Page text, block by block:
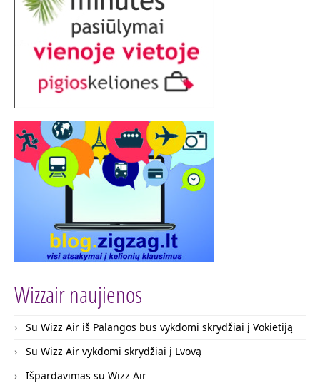
Wizzair naujienos
Su Wizz Air iš Palangos bus vykdomi skrydžiai į Vokietiją
Su Wizz Air vykdomi skrydžiai į Lvovą
Išpardavimas su Wizz Air